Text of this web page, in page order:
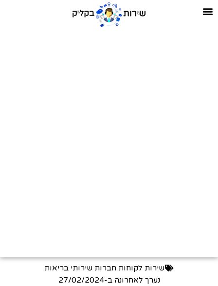
שירות לקוחות חברות שירותי בריאות
נערך לאחרונה ב-27/02/2024